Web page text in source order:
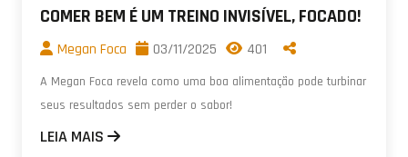
COMER BEM É UM TREINO INVISÍVEL, FOCADO!
Megan Foca 03/11/2025 401
A Megan Foca revela como uma boa alimentação pode turbinar
seus resultados sem perder o sabor!
LEIA MAIS